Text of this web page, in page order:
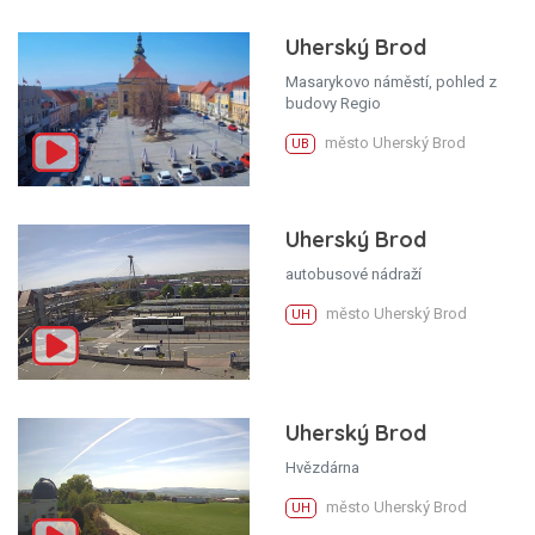
Uherský Brod
Masarykovo náměstí, pohled z
budovy Regio
UB město Uherský Brod
Uherský Brod
autobusové nádraží
UH město Uherský Brod
Uherský Brod
Hvězdárna
UH město Uherský Brod